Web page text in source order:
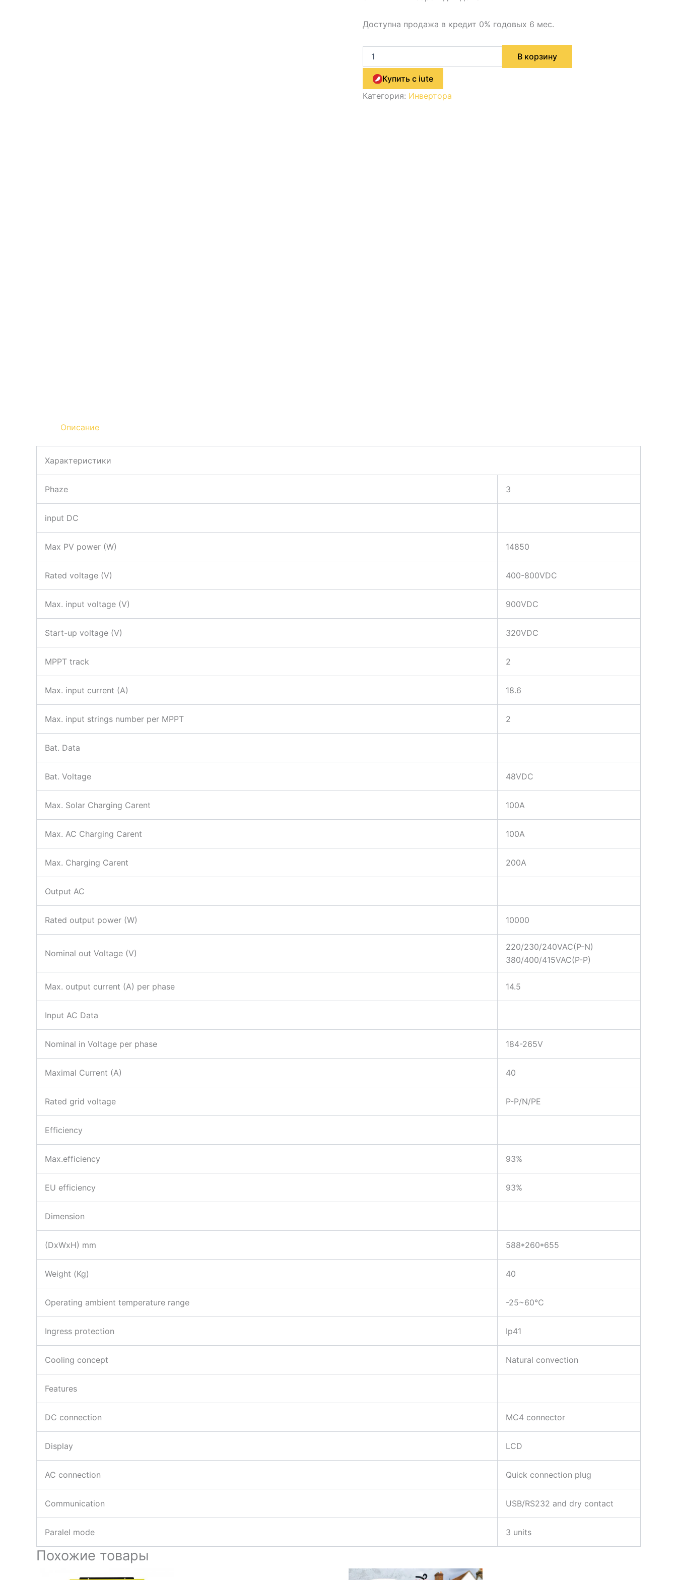
Доступна продажа в кредит 0% годовых 6 мес.
В корзину
Купить с iute
Категория: Инвертора
Описание
Характеристики
Phaze 3
input DC
Max PV power (W) 14850
Rated voltage (V) 400-800VDC
Max. input voltage (V) 900VDC
Start-up voltage (V) 320VDC
MPPT track 2
Max. input current (A) 18.6
Max. input strings number per MPPT 2
Bat. Data
Bat. Voltage 48VDC
Max. Solar Charging Carent 100A
Max. AC Charging Carent 100A
Max. Charging Carent 200A
Output AC
Rated output power (W) 10000
Nominal out Voltage (V)
220/230/240VAC(P-N)
380/400/415VAC(P-P)
Max. output current (A) per phase 14.5
Input AC Data
Nominal in Voltage per phase 184-265V
Maximal Current (A) 40
Rated grid voltage P-P/N/PE
Efficiency
Max.efficiency 93%
EU efficiency 93%
Dimension
(DxWxH) mm 588*260*655
Weight (Kg) 40
Operating ambient temperature range -25~60℃
Ingress protection Ip41
Cooling concept Natural convection
Features
DC connection MC4 connector
Display LCD
AC connection Quick connection plug
Communication USB/RS232 and dry contact
Paralel mode 3 units
Похожие товары